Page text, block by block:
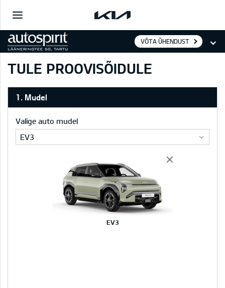
VÕTA ÜHENDUST
TULE PROOVISÕIDULE
1. Mudel
Valige auto mudel
EV3
EV3